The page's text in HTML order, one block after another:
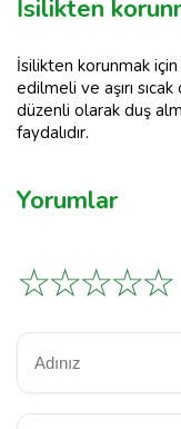
İsilikten
İsilikten korunmak
edilmeli ve aşırı sıcak
düzenli olarak duş
faydalıdır.
Yorumlar
☆
☆
☆
☆
☆